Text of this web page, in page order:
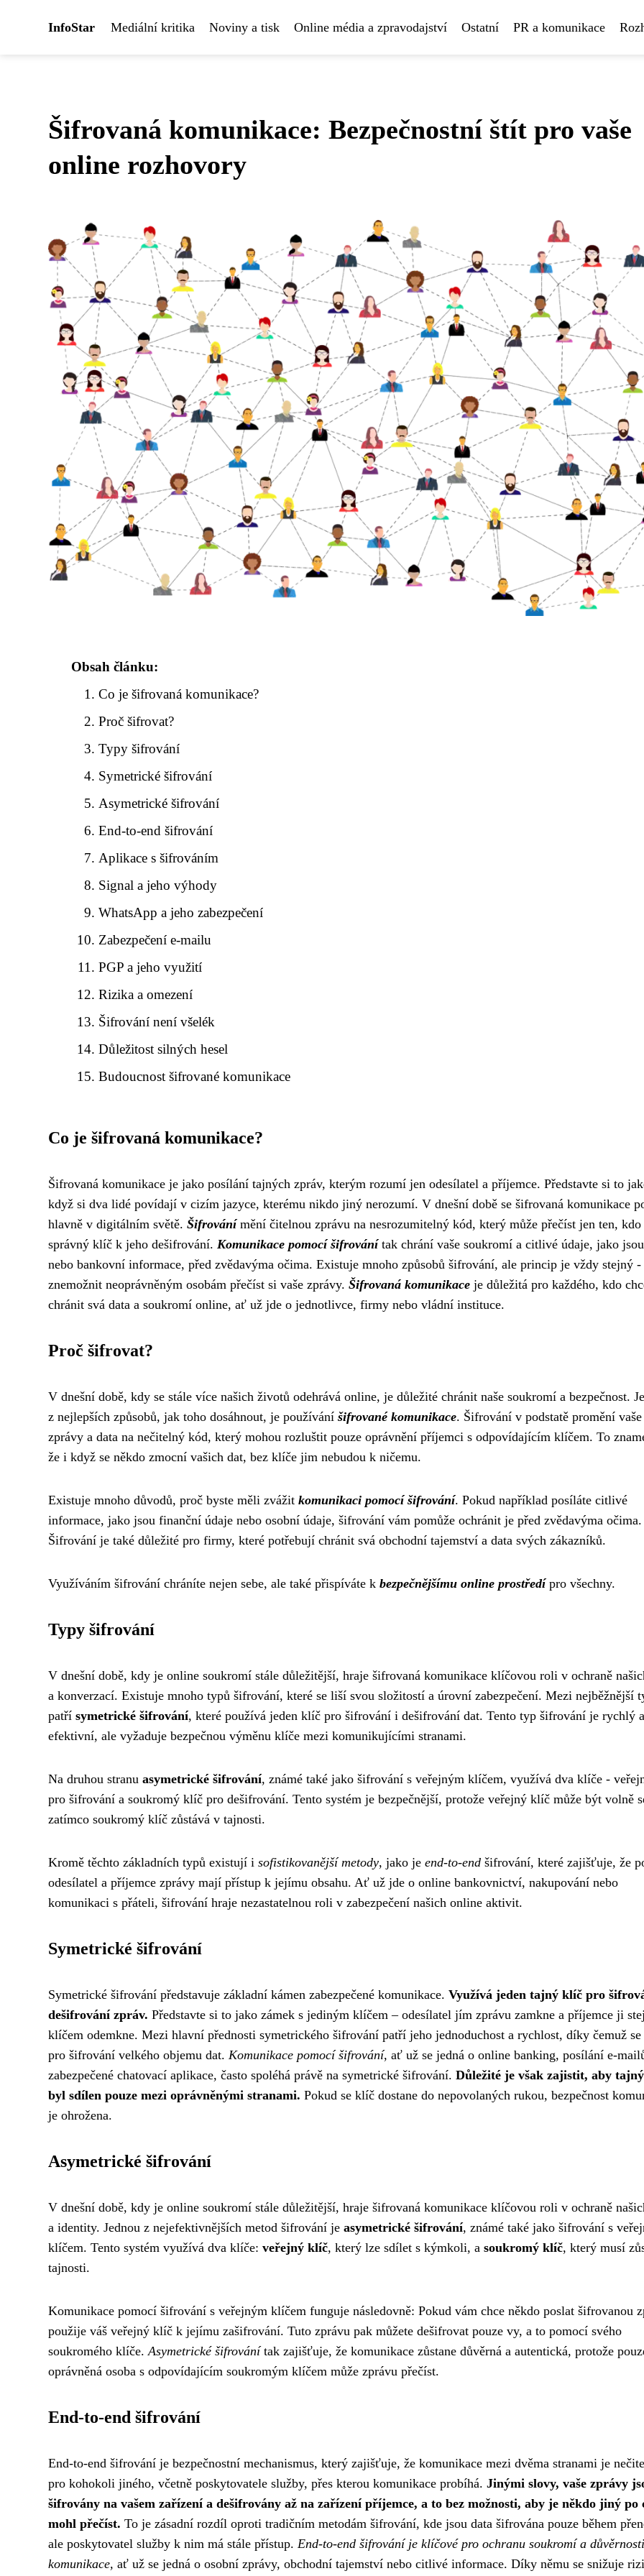
InfoStar Mediální kritika Noviny a tisk Online média a zpravodajství Ostatní PR a komunikace
Šifrovaná komunikace: Bezpečnostní štít pro vaše
online rozhovory
Obsah článku:
Co je šifrovaná komunikace?
Proč šifrovat?
Typy šifrování
Symetrické šifrování
Asymetrické šifrování
End-to-end šifrování
Aplikace s šifrováním
Signal a jeho výhody
WhatsApp a jeho zabezpečení
Zabezpečení e-mailu
PGP a jeho využití
Rizika a omezení
Šifrování není všelék
Důležitost silných hesel
Budoucnost šifrované komunikace
Co je šifrovaná komunikace?
Šifrovaná komunikace je jako posílání tajných zpráv, kterým rozumí jen odesílatel a příjemce. Představte si to
když si dva lidé povídají v cizím jazyce, kterému nikdo jiný nerozumí. V dnešní době se šifrovaná komunikace
hlavně v digitálním světě. Šifrovánímění čitelnou zprávu na nesrozumitelný kód, který může přečíst jen ten, kdo
správný klíč k jeho dešifrování. Komunikace pomocí šifrovánítak chrání vaše soukromí a citlivé údaje, jako
nebo bankovní informace, před zvědavýma očima. Existuje mnoho způsobů šifrování, ale princip je vždy stejný -
znemožnit neoprávněným osobám přečíst si vaše zprávy. Šifrovaná komunikace je důležitá pro každého, kdo
chránit svá data a soukromí online, ať už jde o jednotlivce, firmy nebo vládní instituce.
Proč šifrovat?
V dnešní době, kdy se stále více našich životů odehrává online, je důležité chránit naše soukromí a bezpečnost.
z nejlepších způsobů, jak toho dosáhnout, je používání šifrované komunikace. Šifrování v podstatě promění vaše
zprávy a data na nečitelný kód, který mohou rozluštit pouze oprávnění příjemci s odpovídajícím klíčem. To
že i když se někdo zmocní vašich dat, bez klíče jim nebudou k ničemu.
Existuje mnoho důvodů, proč byste měli zvážit komunikaci pomocí šifrování. Pokud například posíláte citlivé
informace, jako jsou finanční údaje nebo osobní údaje, šifrování vám pomůže ochránit je před zvědavýma očima.
Šifrování je také důležité pro firmy, které potřebují chránit svá obchodní tajemství a data svých zákazníků.
Využíváním šifrování chráníte nejen sebe, ale také přispíváte k bezpečnějšímu online prostředípro všechny.
Typy šifrování
V dnešní době, kdy je online soukromí stále důležitější, hraje šifrovaná komunikace klíčovou roli v ochraně
a konverzací. Existuje mnoho typů šifrování, které se liší svou složitostí a úrovní zabezpečení. Mezi nejběžnější
patří symetrické šifrování, které používá jeden klíč pro šifrování i dešifrování dat. Tento typ šifrování je rychlý a
efektivní, ale vyžaduje bezpečnou výměnu klíče mezi komunikujícími stranami.
Na druhou stranu asymetrické šifrování, známé také jako šifrování s veřejným klíčem, využívá dva klíče -
pro šifrování a soukromý klíč pro dešifrování. Tento systém je bezpečnější, protože veřejný klíč může být volně
zatímco soukromý klíč zůstává v tajnosti.
Kromě těchto základních typů existují i sofistikovanější metody, jako je end-to-end šifrování, které zajišťuje, že
odesílatel a příjemce zprávy mají přístup k jejímu obsahu. Ať už jde o online bankovnictví, nakupování nebo
komunikaci s přáteli, šifrování hraje nezastatelnou roli v zabezpečení našich online aktivit.
Symetrické šifrování
Symetrické šifrování představuje základní kámen zabezpečené komunikace. Využívá jeden tajný klíč pro
dešifrování zpráv. Představte si to jako zámek s jediným klíčem – odesílatel jím zprávu zamkne a příjemce ji
klíčem odemkne. Mezi hlavní přednosti symetrického šifrování patří jeho jednoduchost a rychlost, díky čemuž
pro šifrování velkého objemu dat. Komunikace pomocí šifrování, ať už se jedná o online banking, posílání e-
zabezpečené chatovací aplikace, často spoléhá právě na symetrické šifrování. Důležité je však zajistit, aby
byl sdílen pouze mezi oprávněnými stranami. Pokud se klíč dostane do nepovolaných rukou, bezpečnost
je ohrožena.
Asymetrické šifrování
V dnešní době, kdy je online soukromí stále důležitější, hraje šifrovaná komunikace klíčovou roli v ochraně
a identity. Jednou z nejefektivnějších metod šifrování je asymetrické šifrování, známé také jako šifrování s
klíčem. Tento systém využívá dva klíče: veřejný klíč, který lze sdílet s kýmkoli, a soukromý klíč, který musí
tajnosti.
Komunikace pomocí šifrování s veřejným klíčem funguje následovně: Pokud vám chce někdo poslat šifrovanou
použije váš veřejný klíč k jejímu zašifrování. Tuto zprávu pak můžete dešifrovat pouze vy, a to pomocí svého
soukromého klíče.Asymetrické šifrovánítak zajišťuje, že komunikace zůstane důvěrná a autentická, protože
oprávněná osoba s odpovídajícím soukromým klíčem může zprávu přečíst.
End-to-end šifrování
End-to-end šifrování je bezpečnostní mechanismus, který zajišťuje, že komunikace mezi dvěma stranami je
pro kohokoli jiného, včetně poskytovatele služby, přes kterou komunikace probíhá. Jinými slovy, vaše zprávy
šifrovány na vašem zařízení a dešifrovány až na zařízení příjemce, a to bez možnosti, aby je někdo jiný po
mohl přečíst. To je zásadní rozdíl oproti tradičním metodám šifrování, kde jsou data šifrována pouze během
ale poskytovatel služby k nim má stále přístup. End-to-end šifrování je klíčové pro ochranu soukromí a důvěrnosti
komunikace, ať už se jedná o osobní zprávy, obchodní tajemství nebo citlivé informace. Díky němu se snižuje